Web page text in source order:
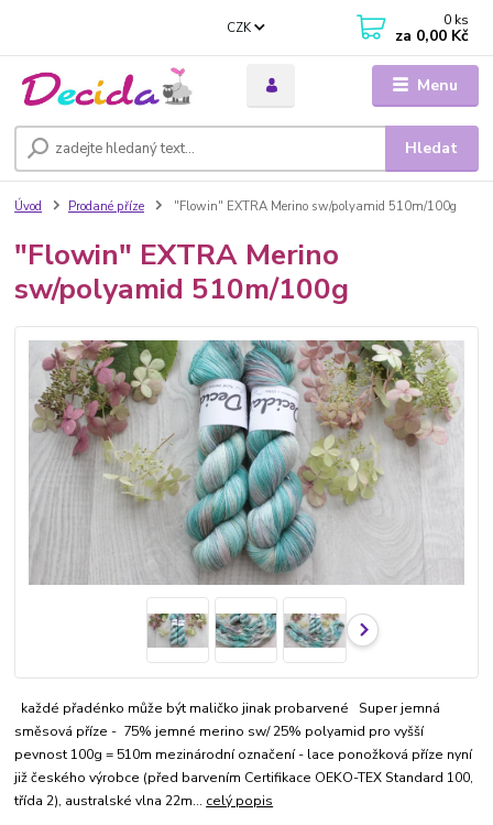
Menu
CZK
Hledat
0 ks
za 0,00 Kč
Úvod Prodané příze "Flowin" EXTRA Merino sw/polyamid 510m/100g
"Flowin" EXTRA Merino
sw/polyamid 510m/100g
každé přadénko může být maličko jinak probarvené Super jemná
směsová příze - 75% jemné merino sw/ 25% polyamid pro vyšší
pevnost 100g = 510m mezinárodní označení - lace ponožková příze nyní
již českého výrobce (před barvením Certifikace OEKO-TEX Standard 100,
třída 2), australské vlna 22m... celý popis